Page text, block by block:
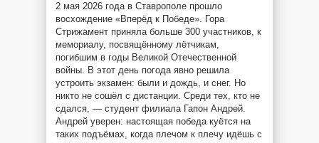
2 мая 2026 года в Ставрополе прошло
восхождение «Вперёд к Победе». Гора
Стрижамент приняла больше 300 участников, к
мемориалу, посвящённому лётчикам,
погибшим в годы Великой Отечественной
войны. В этот день погода явно решила
устроить экзамен: были и дождь, и снег. Но
никто не сошёл с дистанции. Среди тех, кто не
сдался, — студент филиала Гапон Андрей.
Андрей уверен: настоящая победа куётся на
таких подъёмах, когда плечом к плечу идёшь с